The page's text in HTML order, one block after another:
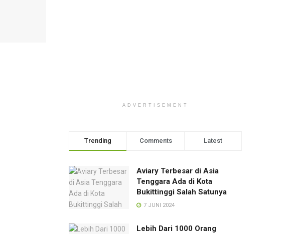
ADVERTISEMENT
Trending Comments Latest
Aviary Terbesar di Asia
Tenggara Ada di Kota
Bukittinggi Salah Satunya
7 JUNI 2024
Lebih Dari 1000 Orang